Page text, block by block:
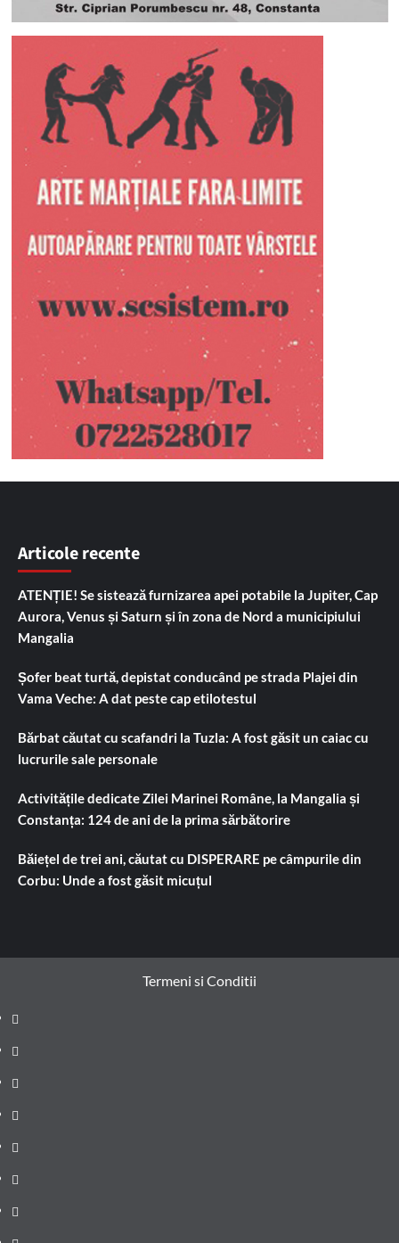
Articole recente
ATENȚIE! Se sistează furnizarea apei potabile la Jupiter, Cap
Aurora, Venus și Saturn și în zona de Nord a municipiului
Mangalia
Șofer beat turtă, depistat conducând pe strada Plajei din
Vama Veche: A dat peste cap etilotestul
Bărbat căutat cu scafandri la Tuzla: A fost găsit un caiac cu
lucrurile sale personale
Activitățile dedicate Zilei Marinei Române, la Mangalia și
Constanța: 124 de ani de la prima sărbătorire
Băiețel de trei ani, căutat cu DISPERARE pe câmpurile din
Corbu: Unde a fost găsit micuțul
Termeni si Conditii
Prima
pagină
Știri
de
ultima
Administrație
locală
Actualitate
Justiție
Cultura
Sănătate